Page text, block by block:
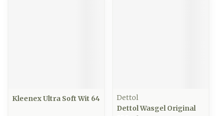
Kleenex Ultra Soft Wit 64
Dettol
Dettol Wasgel Original